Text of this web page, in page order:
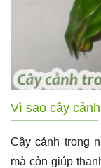
Vì sao cây
Cây cảnh trong
mà còn giúp